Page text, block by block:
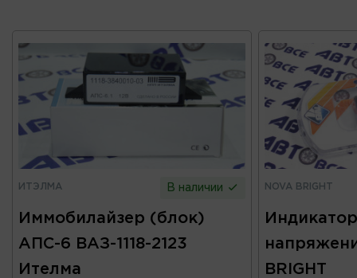
ИТЭЛМА В наличии
Иммобилайзер (блок)
АПС-6 ВАЗ-1118-2123
Ителма
NOVA BRIGHT
BRIGHT